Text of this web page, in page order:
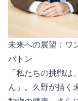
未来への展望：ワ
バトン
「私たちの挑戦
ん」。久野が描く